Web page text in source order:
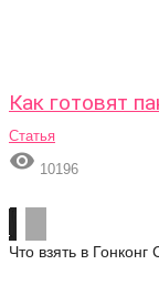
Как готовят
Статья
 10196
Что взять в Гонконг